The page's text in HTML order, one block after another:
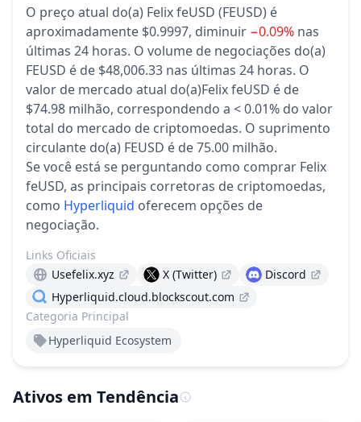
O preço atual do(a) Felix feUSD (FEUSD) é
aproximadamente $0.9997, diminuir −0.09% nas
últimas 24 horas. O volume de negociações do(a)
FEUSD é de $48,006.33 nas últimas 24 horas. O
valor de mercado atual do(a)Felix feUSD é de
$74.98 milhão, correspondendo a < 0.01% do valor
total do mercado de criptomoedas. O suprimento
circulante do(a) FEUSD é de 75.00 milhão.
Se você está se perguntando como comprar Felix
feUSD, as principais corretoras de criptomoedas,
como Hyperliquid oferecem opções de
negociação.
Categoria Principal
Hyperliquid Ecosystem
Links Oficiais
Usefelix.xyz
X (Twitter)
Discord
Hyperliquid.cloud.blockscout.com
Ativos em Tendência